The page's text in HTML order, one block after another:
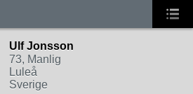
Ulf Jonsson
73, Manlig
Luleå
Sverige